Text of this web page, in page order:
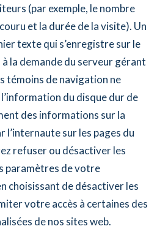
(par exemple, le nombre
et la durée de la visite). Un
texte qui s’enregistre sur le
la demande du serveur gérant
témoins de navigation ne
du disque dur de
des informations sur la
sur les pages du
refuser ou désactiver les
paramètres de votre
choisissant de désactiver les
votre accès à certaines des
de nos sites web.